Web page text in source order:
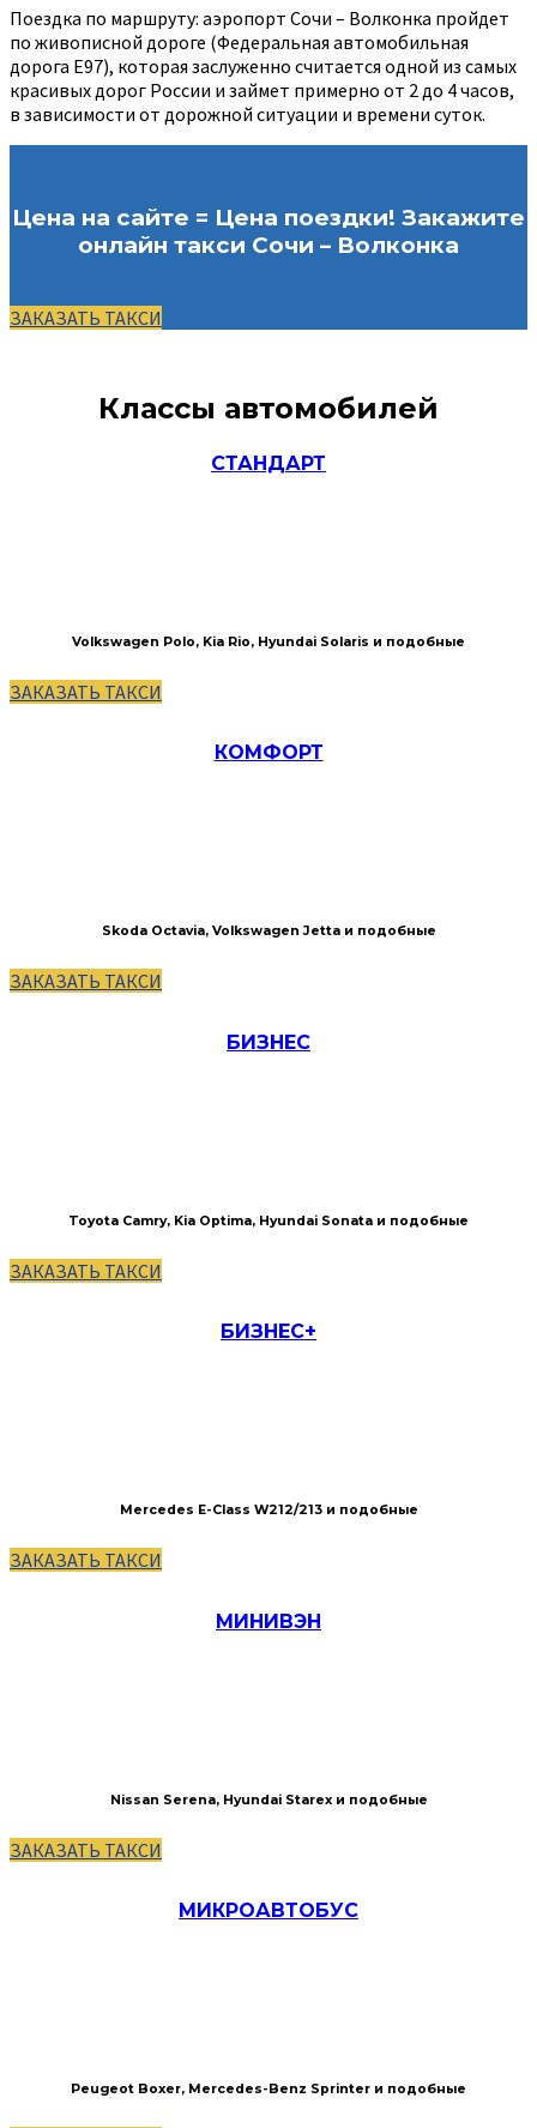
Поездка по маршруту: аэропорт Сочи – Волконка пройдет
по живописной дороге (Федеральная автомобильная
дорога Е97), которая заслуженно считается одной из самых
красивых дорог России и займет примерно от 2 до 4 часов,
в зависимости от дорожной ситуации и времени суток.
Цена на сайте = Цена поездки! Закажите
онлайн такси Сочи – Волконка
ЗАКАЗАТЬ ТАКСИ
Классы автомобилей
СТАНДАРТ
Volkswagen Polo, Kia Rio, Hyundai Solaris и подобные
ЗАКАЗАТЬ ТАКСИ
КОМФОРТ
Skoda Octavia, Volkswagen Jetta и подобные
ЗАКАЗАТЬ ТАКСИ
БИЗНЕС
Toyota Camry, Kia Optima, Hyundai Sonata и подобные
ЗАКАЗАТЬ ТАКСИ
БИЗНЕС+
Mercedes E-Сlass W212/213 и подобные
ЗАКАЗАТЬ ТАКСИ
МИНИВЭН
Nissan Serena, Hyundai Starex и подобные
ЗАКАЗАТЬ ТАКСИ
МИКРОАВТОБУС
Peugeot Boxer, Mercedes-Benz Sprinter и подобные